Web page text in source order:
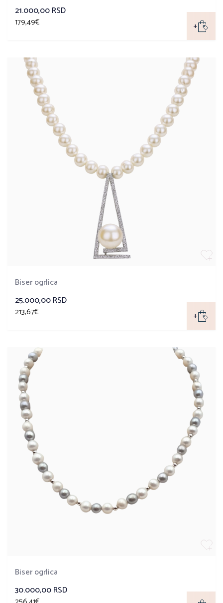
21.000,00 RSD
179,49€ +
Biser ogrlica
25.000,00 RSD
213,67€ +
Biser ogrlica
30.000,00 RSD